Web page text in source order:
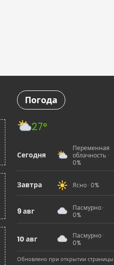
Погода
27°
Сегодня
Переменная
облачность ·
0%
Завтра Ясно · 0%
9 авг
Пасмурно ·
0%
10 авг
Пасмурно ·
0%
Обновлено при открытии страницы